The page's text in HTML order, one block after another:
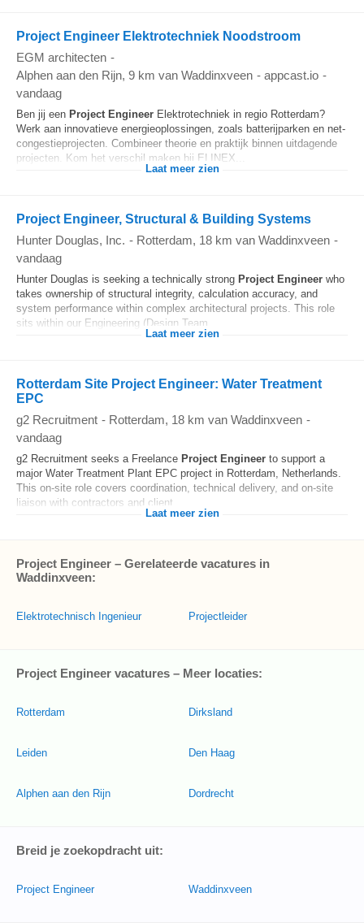
Project Engineer Elektrotechniek Noodstroom
EGM architecten -
Alphen aan den Rijn, 9 km van Waddinxveen - appcast.io -
vandaag
Ben jij een Project Engineer Elektrotechniek in regio Rotterdam?
Werk aan innovatieve energieoplossingen, zoals batterijparken en net-
congestieprojecten. Combineer theorie en praktijk binnen uitdagende
projecten. Kom het verschil maken bij ELINEX...
Laat meer zien
Project Engineer, Structural & Building Systems
Hunter Douglas, Inc. - Rotterdam, 18 km van Waddinxveen -
vandaag
Hunter Douglas is seeking a technically strong Project Engineer who
takes ownership of structural integrity, calculation accuracy, and
system performance within complex architectural projects. This role
sits within our Engineering (Design Team...
Laat meer zien
Rotterdam Site Project Engineer: Water Treatment
EPC
g2 Recruitment - Rotterdam, 18 km van Waddinxveen -
vandaag
g2 Recruitment seeks a Freelance Project Engineer to support a
major Water Treatment Plant EPC project in Rotterdam, Netherlands.
This on-site role covers coordination, technical delivery, and on-site
liaison with contractors and client...
Laat meer zien
Project Engineer – Gerelateerde vacatures in
Waddinxveen:
Elektrotechnisch Ingenieur Projectleider
Project Engineer vacatures – Meer locaties:
Rotterdam
Leiden
Alphen aan den Rijn
Dirksland
Den Haag
Dordrecht
Breid je zoekopdracht uit:
Project Engineer Waddinxveen